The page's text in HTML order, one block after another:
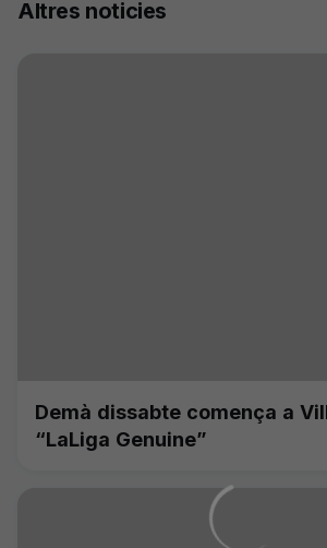
Altres noticies
Demà dissabte comença a
“LaLiga Genuine”